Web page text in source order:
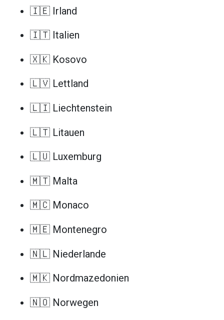
🇮🇪 Irland
🇮🇹 Italien
🇽🇰 Kosovo
🇱🇻 Lettland
🇱🇮 Liechtenstein
🇱🇹 Litauen
🇱🇺 Luxemburg
🇲🇹 Malta
🇲🇨 Monaco
🇲🇪 Montenegro
🇳🇱 Niederlande
🇲🇰 Nordmazedonien
🇳🇴 Norwegen